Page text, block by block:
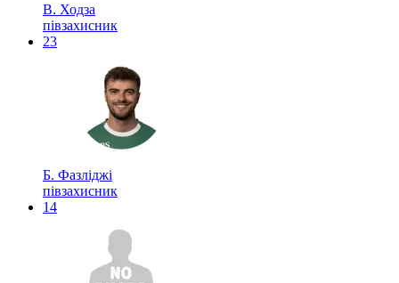
В. Ходза
півзахисник
23
Б. Фазліджі
півзахисник
14